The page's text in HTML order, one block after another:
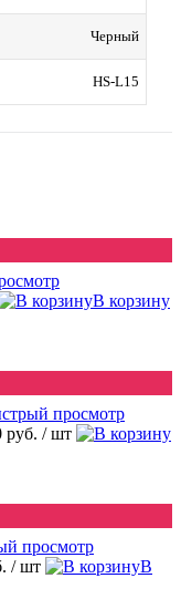
Черный
HS-L15
В корзину
просмотр
руб. / шт
просмотр
/ шт
В